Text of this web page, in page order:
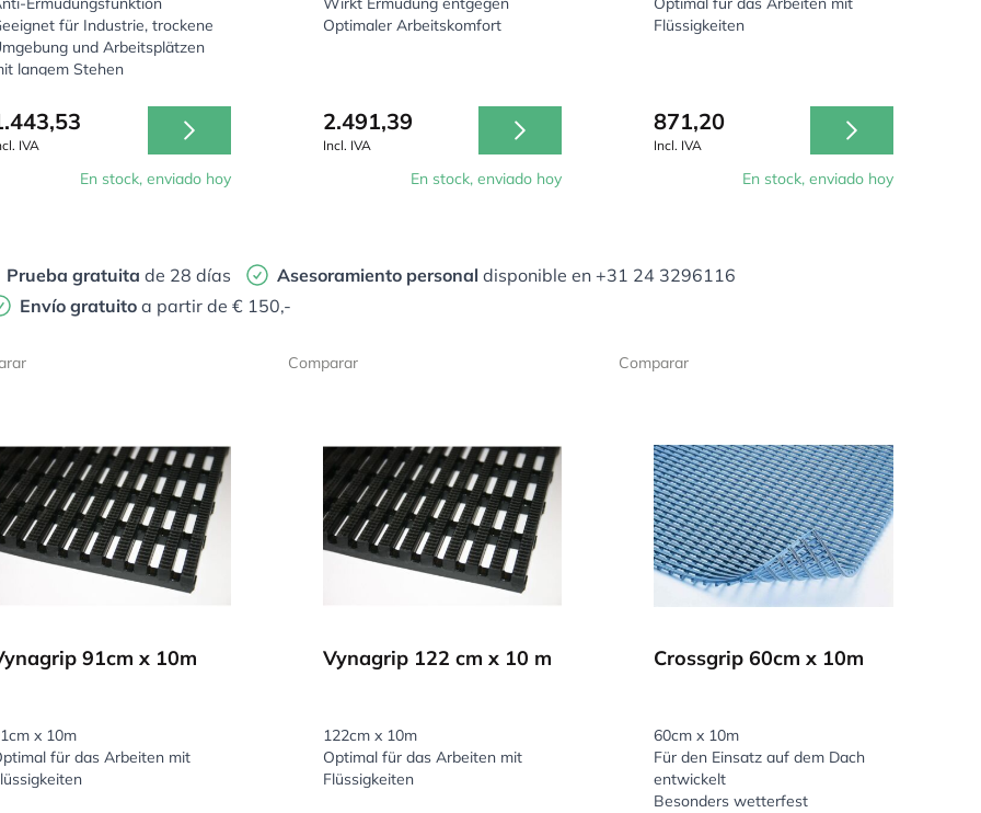
für Industrie, trockene
und Arbeitsplätzen
langem Stehen
IVA
En stock, enviado hoy
Optimaler Arbeitskomfort
2.491,39
Incl. IVA
En stock, enviado hoy
Flüssigkeiten
871,20
Incl. IVA
En stock, enviado hoy
Prueba gratuita de 28 días Asesoramiento personal disponible en +31 24 3296116
Envío gratuito a partir de € 150,-
91cm x 10m
x 10m
für das Arbeiten mit
Comparar
Vynagrip 122 cm x 10 m
122cm x 10m
Optimal für das Arbeiten mit
Flüssigkeiten
Comparar
Crossgrip 60cm x 10m
60cm x 10m
Für den Einsatz auf dem Dach
entwickelt
Besonders wetterfest